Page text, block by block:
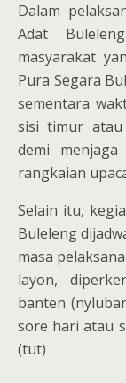
Dalam
Adat
masyarakat
Pura Segara
sementara
sisi timur atau
demi
rangkaian
Selain itu,
Buleleng
masa
layon,
banten
sore hari atau
(tut)